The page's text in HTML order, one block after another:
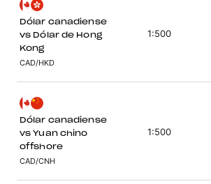
Dólar canadiense
vs Dólar de Hong
Kong
CAD/HKD
1:500
Dólar canadiense
vs Yuan chino
offshore
CAD/CNH
1:500